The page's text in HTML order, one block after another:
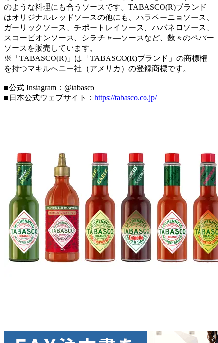
のような料理にも合うソースです。TABASCO(R)ブランド
はオリジナルレッドソースの他にも、ハラペーニョソース、
ガーリックソース、チポートレイソース、ハバネロソース、
スコーピオンソース、シラチャ―ソースなど、数々のペパー
ソースを販売しています。
※「TABASCO(R)」は「TABASCO(R)ブランド」の商標権
を持つマキルヘニー社（アメリカ）の登録商標です。
■公式 Instagram：@tabasco
■日本公式ウェブサイト： https://tabasco.co.jp/